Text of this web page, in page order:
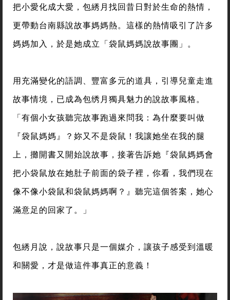
把小愛化成大愛，包綉月找回昔日對於生命的熱情，
更帶動台南縣說故事媽媽熱。這樣的熱情吸引了許多
媽媽加入，於是她成立「袋鼠媽媽說故事團」。
用充滿變化的語調、豐富多元的道具，引導兒童走進
故事情境，已成為包绣月獨具魅力的說故事風格。
「有個小女孩聽完故事跑過來問我：為什麼要叫做
『袋鼠媽媽』？妳又不是袋鼠！我讓她坐在我的腿
上，攤開書又開始說故事，接著告訴她『袋鼠媽媽會
把小袋鼠放在她肚子前面的袋子裡，你看，我們現在
像不像小袋鼠和袋鼠媽媽啊？』聽完這個答案，她心
滿意足的回家了。」
包綉月說，說故事只是一個媒介，讓孩子感受到溫暖
和關愛，才是做這件事真正的意義！